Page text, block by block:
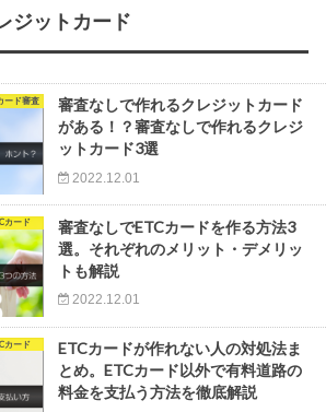
ジットカード
ード審査
審査なしで作れるクレジットカード
がある！？審査なしで作れるクレジ
ットカード3選
2022.12.01
カード
審査なしでETCカードを作る方法3
選。それぞれのメリット・デメリッ
トも解説
2022.12.01
カード
ETCカードが作れない人の対処法ま
とめ。ETCカード以外で有料道路の
料金を支払う方法を徹底解説